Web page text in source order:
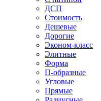
ДСП
Стоимость
Дешевые
Дорогие
Эконом-класс
Элитные
Форма
П-образные
Угловые
Прямые